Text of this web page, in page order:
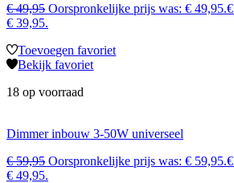
€49,95 Oorspronkelijke prijs was: € 49,95.€
€ 39,95.
Toevoegen favoriet
Bekijk favoriet
18 op voorraad
Dimmer inbouw 3-50W universeel
€59,95 Oorspronkelijke prijs was: € 59,95.€
€ 49,95.